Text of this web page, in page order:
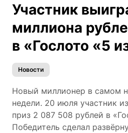
Участник
миллиона
в «Гослото «5
Новости
Новый миллионер в самом
недели. 20 июля участник
приз 2 087 508 рублей в
Победитель сделал